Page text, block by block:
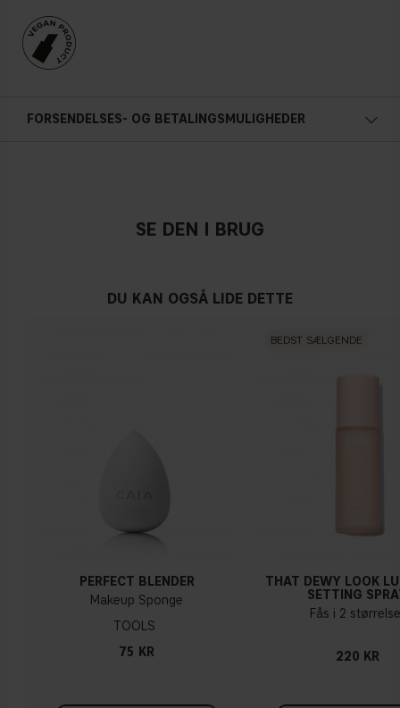
FORSENDELSES- OG BETALINGSMULIGHEDER
SE DEN I BRUG
DU KAN OGSÅ LIDE DETTE
PERFECT BLENDER
Makeup Sponge
TOOLS
75 KR
BEDST SÆLGENDE
THAT DEWY LOOK
SETTING
Fås i 2
220 KR